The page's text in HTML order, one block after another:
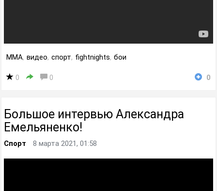
MMA, видео, спорт, fightnights, бои
0 0 0
Большое интервью Александра
Емельяненко!
Спорт 8 марта 2021, 01:58